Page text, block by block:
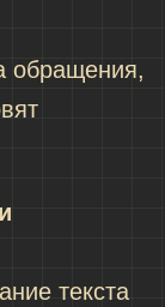
обращения,
текста